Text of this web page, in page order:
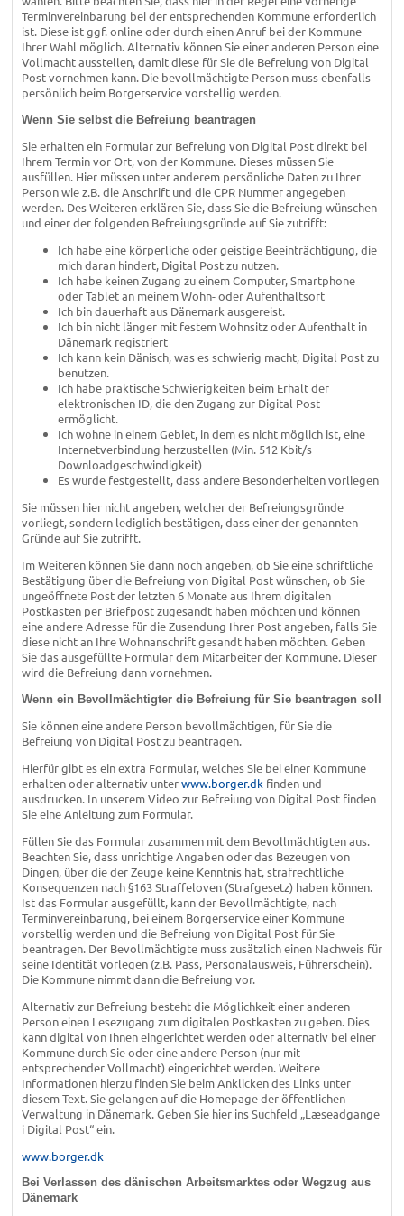
Terminvereinbarung bei der entsprechenden Kommune erforderlich
ist. Diese ist ggf. online oder durch einen Anruf bei der Kommune
Ihrer Wahl möglich. Alternativ können Sie einer anderen Person eine
Vollmacht ausstellen, damit diese für Sie die Befreiung von Digital
Post vornehmen kann. Die bevollmächtigte Person muss ebenfalls
persönlich beim Borgerservice vorstellig werden.
Wenn Sie selbst die Befreiung beantragen
Sie erhalten ein Formular zur Befreiung von Digital Post direkt bei
Ihrem Termin vor Ort, von der Kommune. Dieses müssen Sie
ausfüllen. Hier müssen unter anderem persönliche Daten zu Ihrer
Person wie z.B. die Anschrift und die CPR Nummer angegeben
werden. Des Weiteren erklären Sie, dass Sie die Befreiung wünschen
und einer der folgenden Befreiungsgründe auf Sie zutrifft:
Ich habe eine körperliche oder geistige Beeinträchtigung, die
mich daran hindert, Digital Post zu nutzen.
Ich habe keinen Zugang zu einem Computer, Smartphone
oder Tablet an meinem Wohn- oder Aufenthaltsort
Ich bin dauerhaft aus Dänemark ausgereist.
Ich bin nicht länger mit festem Wohnsitz oder Aufenthalt in
Dänemark registriert
Ich kann kein Dänisch, was es schwierig macht, Digital Post zu
benutzen.
Ich habe praktische Schwierigkeiten beim Erhalt der
elektronischen ID, die den Zugang zur Digital Post
ermöglicht.
Ich wohne in einem Gebiet, in dem es nicht möglich ist, eine
Internetverbindung herzustellen (Min. 512 Kbit/s
Downloadgeschwindigkeit)
Es wurde festgestellt, dass andere Besonderheiten vorliegen
Sie müssen hier nicht angeben, welcher der Befreiungsgründe
vorliegt, sondern lediglich bestätigen, dass einer der genannten
Gründe auf Sie zutrifft.
Im Weiteren können Sie dann noch angeben, ob Sie eine schriftliche
Bestätigung über die Befreiung von Digital Post wünschen, ob Sie
ungeöffnete Post der letzten 6 Monate aus Ihrem digitalen
Postkasten per Briefpost zugesandt haben möchten und können
eine andere Adresse für die Zusendung Ihrer Post angeben, falls Sie
diese nicht an Ihre Wohnanschrift gesandt haben möchten. Geben
Sie das ausgefüllte Formular dem Mitarbeiter der Kommune. Dieser
wird die Befreiung dann vornehmen.
Wenn ein Bevollmächtigter die Befreiung für Sie beantragen soll
Sie können eine andere Person bevollmächtigen, für Sie die
Befreiung von Digital Post zu beantragen.
Hierfür gibt es ein extra Formular, welches Sie bei einer Kommune
erhalten oder alternativ unterwww.borger.dk finden und
ausdrucken. In unserem Video zur Befreiung von Digital Post finden
Sie eine Anleitung zum Formular.
Füllen Sie das Formular zusammen mit dem Bevollmächtigten aus.
Beachten Sie, dass unrichtige Angaben oder das Bezeugen von
Dingen, über die der Zeuge keine Kenntnis hat, strafrechtliche
Konsequenzen nach §163 Straffeloven (Strafgesetz) haben können.
Ist das Formular ausgefüllt, kann der Bevollmächtigte, nach
Terminvereinbarung, bei einem Borgerservice einer Kommune
vorstellig werden und die Befreiung von Digital Post für Sie
beantragen. Der Bevollmächtigte muss zusätzlich einen Nachweis für
seine Identität vorlegen (z.B. Pass, Personalausweis, Führerschein).
Die Kommune nimmt dann die Befreiung vor.
Alternativ zur Befreiung besteht die Möglichkeit einer anderen
Person einen Lesezugang zum digitalen Postkasten zu geben. Dies
kann digital von Ihnen eingerichtet werden oder alternativ bei einer
Kommune durch Sie oder eine andere Person (nur mit
entsprechender Vollmacht) eingerichtet werden. Weitere
Informationen hierzu finden Sie beim Anklicken des Links unter
diesem Text. Sie gelangen auf die Homepage der öffentlichen
Verwaltung in Dänemark. Geben Sie hier ins Suchfeld „Læseadgange
i Digital Post“ ein.
www.borger.dk
Bei Verlassen des dänischen Arbeitsmarktes oder Wegzug aus
Dänemark